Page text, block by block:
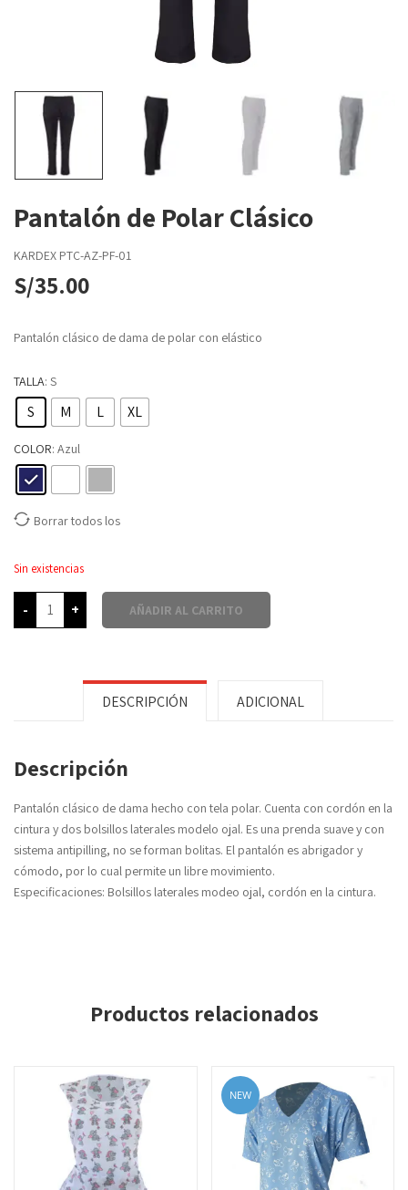
Pantalón de Polar Clásico
KARDEX PTC-AZ-PF-01
S/35.00
Pantalón clásico de dama de polar con elástico
TALLA: S
S M L XL
COLOR: Azul
Borrar todos los
Sin existencias
- + AÑADIR AL CARRITO
DESCRIPCIÓN ADICIONAL
Descripción
Pantalón clásico de dama hecho con tela polar. Cuenta con cordón en la
cintura y dos bolsillos laterales modelo ojal. Es una prenda suave y con
sistema antipilling, no se forman bolitas. El pantalón es abrigador y
cómodo, por lo cual permite un libre movimiento.
Especificaciones: Bolsillos laterales modeo ojal, cordón en la cintura.
Productos relacionados
NEW